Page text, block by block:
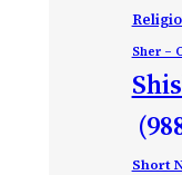
Sher –
Short